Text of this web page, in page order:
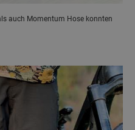
auch Momentum Hose konnten